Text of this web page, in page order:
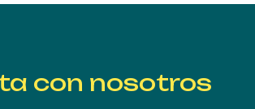
con nosotros